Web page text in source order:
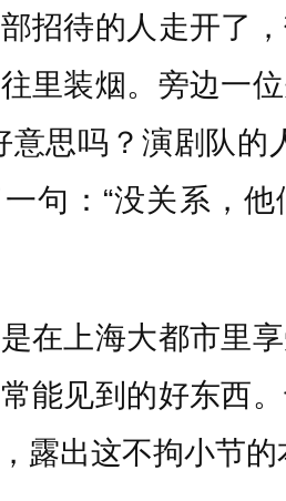
待的人走开了，
里装烟。旁边一
意思吗？演剧队的
句：“没关系，
上海大都市里享
能见到的好东西
露出这不拘小节